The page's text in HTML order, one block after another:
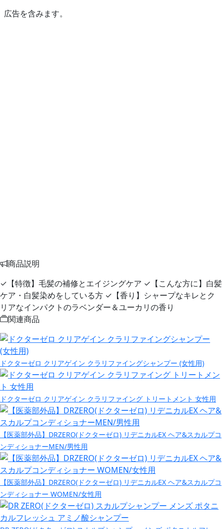
広告を含みます。
商品説明
✓【特徴】毛髪の補修とエイジングケア ✓【こんな方に】白髪
ケア・白髪染めをしている方 ✓【香り】シャープなキレとク
リアなインパクトのラベンダー＆ユーカリの香り
関連商品
ドクターゼロ クリアゲイン クラリファイングシャンプー (女性用)
ドクターゼロ クリアゲイン クラリファイング トリートメント 女性用
【医薬部外品】DRZERO(ドクターゼロ) リデニカルEX ヘア&スカルプコ
ンディショナーMEN/男性用
【医薬部外品】DRZERO(ドクターゼロ) リデニカルEX ヘア&スカルプコ
ンディショナー WOMEN/女性用